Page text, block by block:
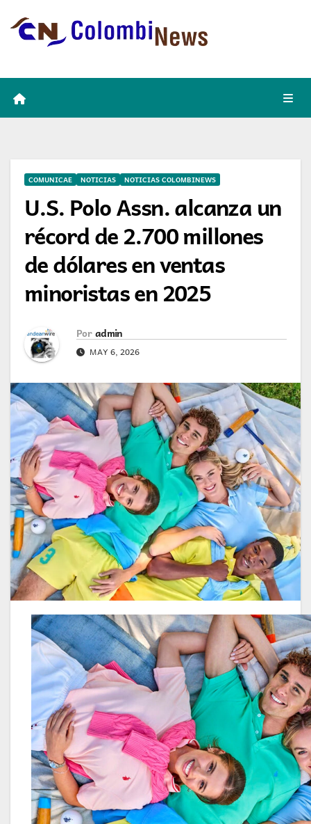
COMUNICAE NOTICIAS NOTICIAS COLOMBINEWS
U.S. Polo Assn. alcanza un
récord de 2.700 millones
de dólares en ventas
minoristas en 2025
Por admin
MAY 6, 2026